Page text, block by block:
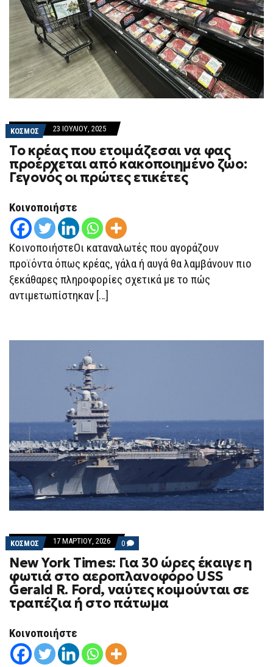
ΚΟΣΜΟΣ 23 ΙΟΥΛΊΟΥ, 2025
Το κρέας που ετοιμάζεσαι να φας
προέρχεται από κακοποιημένο ζώo:
Γεγονός οι πρώτες ετικέτες
Κοινοποιήστε
ΚοινοποιήστεΟι καταναλωτές που αγοράζουν
προϊόντα όπως κρέας, γάλα ή αυγά θα λαμβάνουν πιο
ξεκάθαρες πληροφορίες σχετικά με το πώς
αντιμετωπίστηκαν […]
ΚΟΣΜΟΣ 17 ΜΑΡΤΊΟΥ, 2026 0 COMMENTS
ON
NEW
YORK
TIMES:
ΓΙΑ
30
ΏΡΕΣ
ΑΕΡΟΠΛΑΝΟΦΌΡΟ
New York Times: Για 30 ώρες έκαιγε η
φωτιά στο αεροπλανοφόρο USS
Gerald R. Ford, ναύτες κοιμούνται σε
τραπέζια ή στο πάτωμα
Κοινοποιήστε